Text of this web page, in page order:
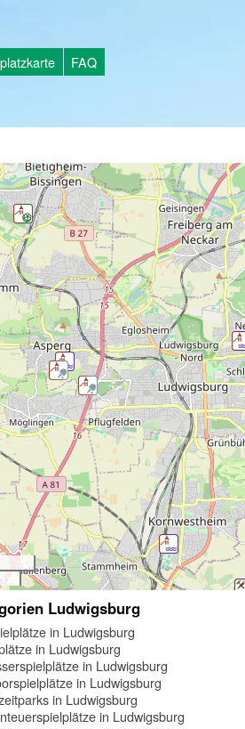
FAQ
Ludwigsburg
in Ludwigsburg
in Ludwigsburg
in Ludwigsburg
in Ludwigsburg
in Ludwigsburg
in Ludwigsburg